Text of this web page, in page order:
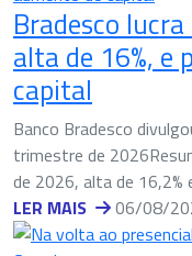
Bradesco
alta de 16%, e
capital
Banco Bradesco
trimestre de
de 2026, alta de 16,2%
LER MAIS
06/08/